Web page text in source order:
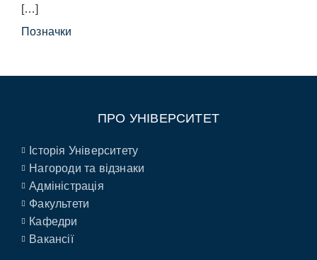
[…]
Позначки
ПРО УНІВЕРСИТЕТ
Історія Університету
Нагороди та відзнаки
Адміністрація
Факультети
Кафедри
Вакансії